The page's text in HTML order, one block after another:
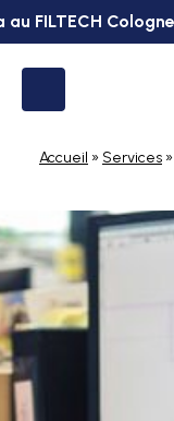
FILTECH
Vous
besoin
spécifique
Accueil » Services »